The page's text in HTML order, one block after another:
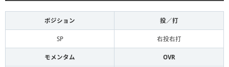
ポジション 投／打
SP 右投右打
モメンタム OVR